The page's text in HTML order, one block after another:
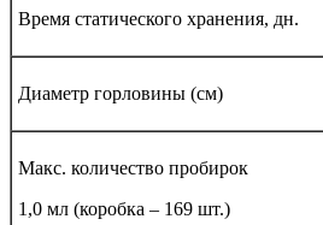
Время статического хранения, дн.
Диаметр горловины (см)
Макс. количество пробирок
1,0 мл (коробка – 169 шт.)